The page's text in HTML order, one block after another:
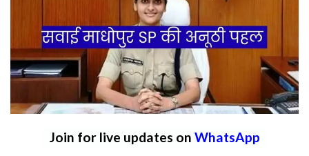
Join for live updates on WhatsApp